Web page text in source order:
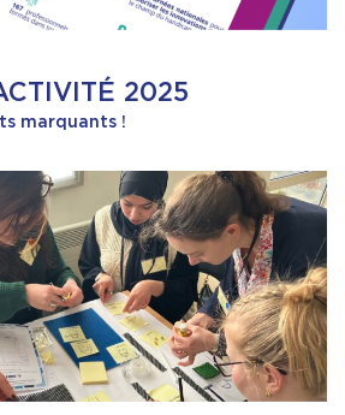
2025
marquants !